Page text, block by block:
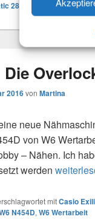
283
2016von Martina
neue
von W6
– Nähen. Ich
werden Sie ist
mitCasio
N454D, W6 Wertarbeit